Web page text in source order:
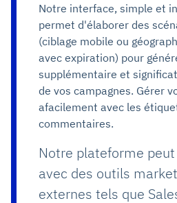
Notre interface, simple et
permet d'élaborer des
(ciblage mobile ou
avec expiration) pour
supplémentaire et
de vos campagnes. Gérer
afacilement avec les
commentaires.
Notre plateforme
avec des outils
externes tels que